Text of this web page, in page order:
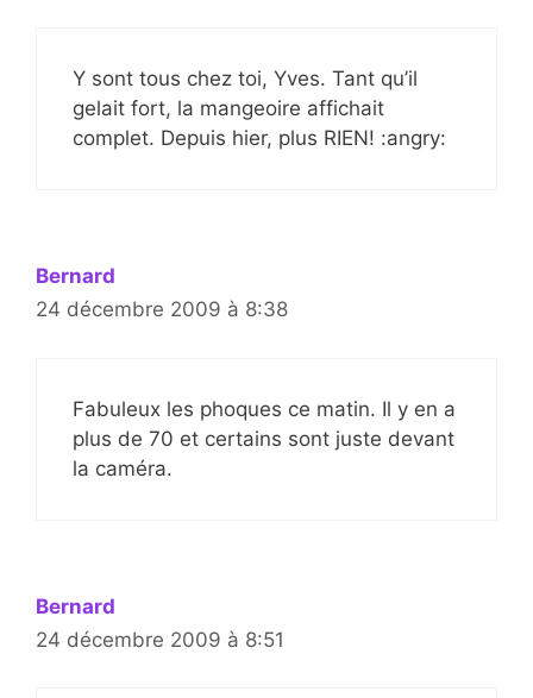
Y sont tous chez toi, Yves. Tant qu’il
gelait fort, la mangeoire affichait
complet. Depuis hier, plus RIEN! :angry:
Bernard
24 décembre 2009 à 8:38
Fabuleux les phoques ce matin. Il y en a
plus de 70 et certains sont juste devant
la caméra.
Bernard
24 décembre 2009 à 8:51